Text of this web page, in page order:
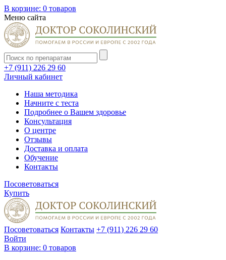
В корзине: 0 товаров
Меню сайта
+7 (911) 226 29 60
Личный кабинет
Наша методика
Начните с теста
Подробнее о Вашем здоровье
Консультация
О центре
Отзывы
Доставка и оплата
Обучение
Контакты
Посоветоваться
Купить
Посоветоваться Контакты +7 (911) 226 29 60
Войти
В корзине: 0 товаров